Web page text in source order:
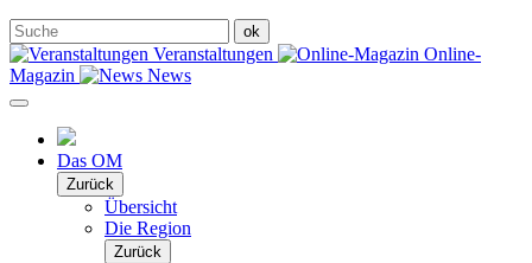
Veranstaltungen
Online-
Magazin
News
Das OM
Zurück
Übersicht
Die Region
Zurück